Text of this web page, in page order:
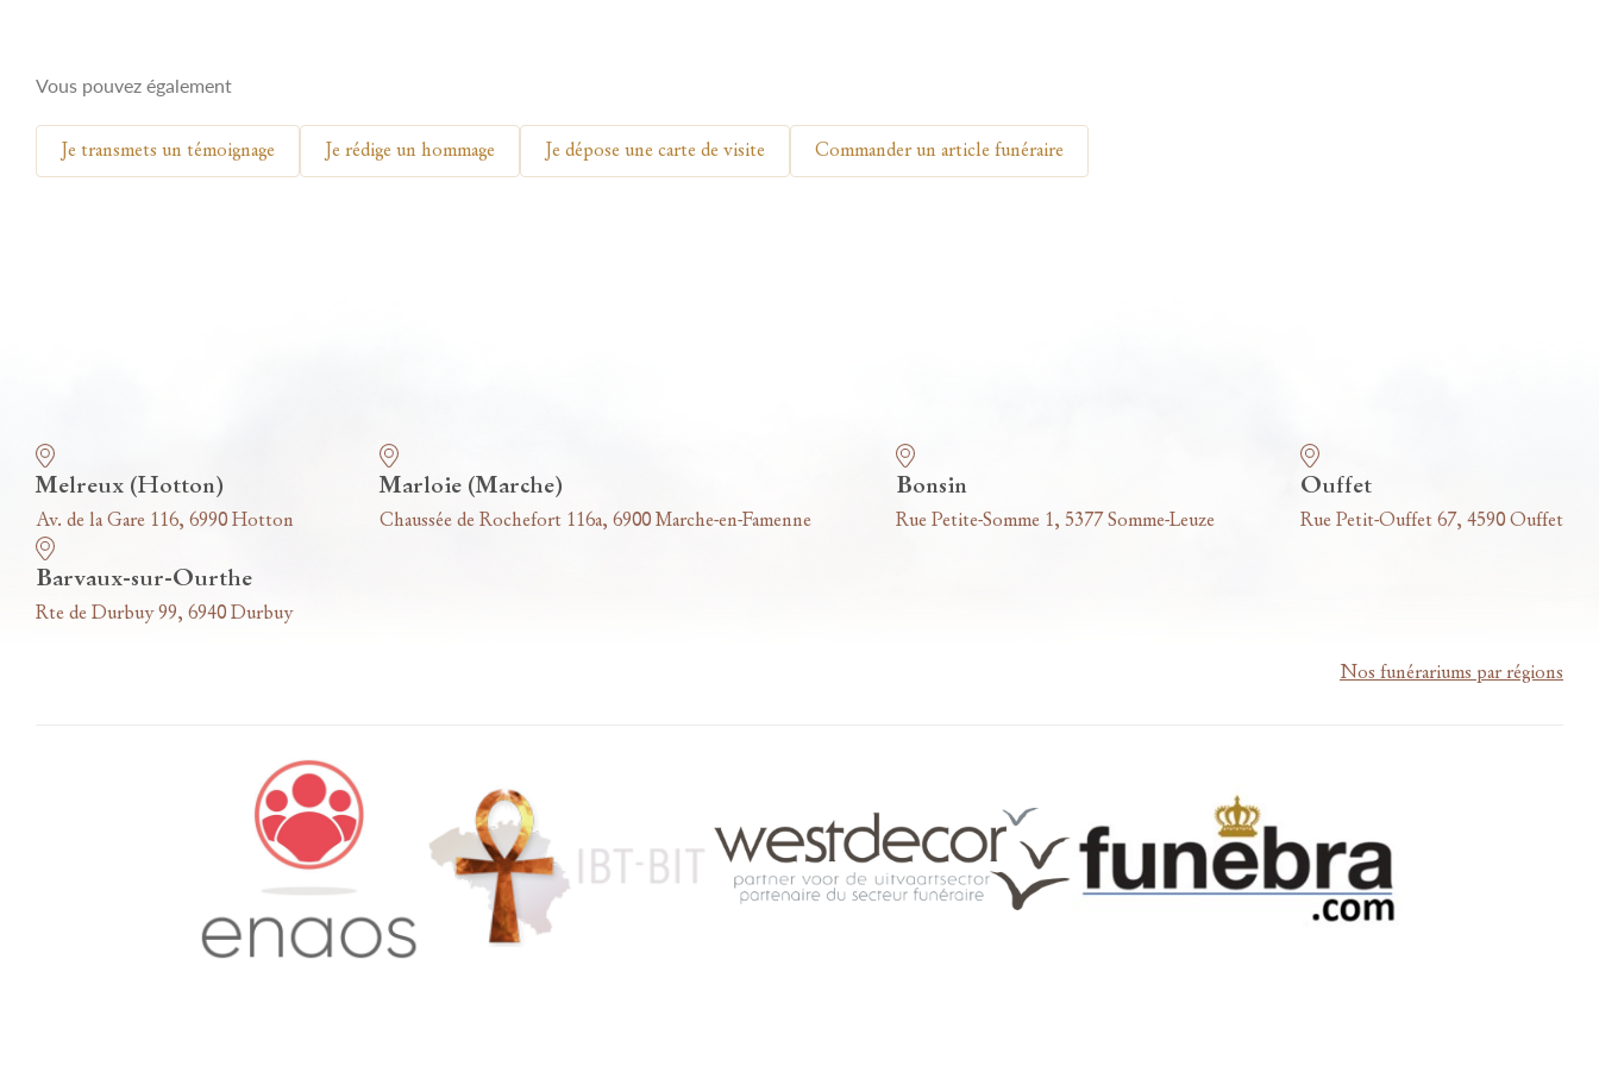
Vous pouvez également
Je transmets un témoignage Je rédige un hommage Je dépose une carte de visite Commander un article funéraire
Melreux (Hotton)
Av. de la Gare 116, 6990 Hotton
Marloie (Marche)
Chaussée de Rochefort 116a, 6900 Marche-en-Famenne
Bonsin
Rue Petite-Somme 1, 5377 Somme-Leuze
Ouffet
Rue Petit-Ouffet 67, 4590 Ouffet
Barvaux-sur-Ourthe
Rte de Durbuy 99, 6940 Durbuy
Nos funérariums par régions